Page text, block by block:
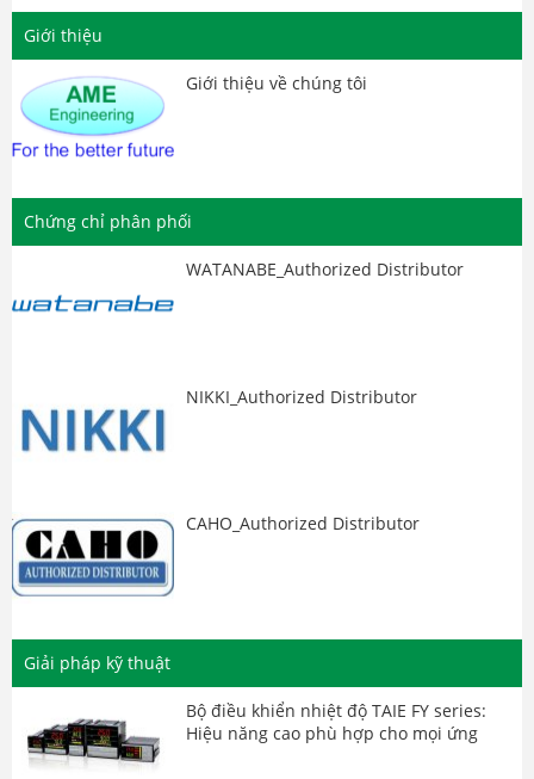
cùng nhau.
Giới thiệu
Giới thiệu về chúng tôi
Chứng chỉ phân phối
WATANABE_Authorized Distributor
NIKKI_Authorized Distributor
CAHO_Authorized Distributor
Giải pháp kỹ thuật
Bộ điều khiển nhiệt độ TAIE FY series:
Hiệu năng cao phù hợp cho mọi ứng